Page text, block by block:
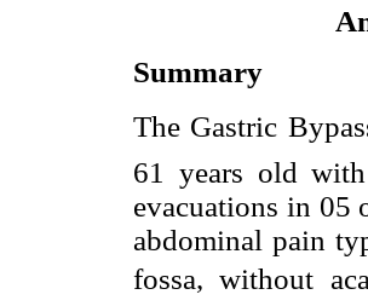
Summary
The Gastric
61 years old
evacuations in 05
abdominal pain
fossa, without